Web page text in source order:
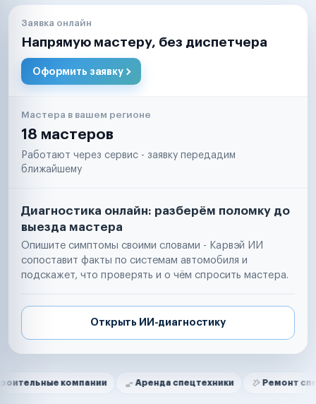
Заявка онлайн
Напрямую мастеру, без диспетчера
Оформить заявку
Мастера в вашем регионе
18 мастеров
Работают через сервис - заявку передадим
ближайшему
Диагностика онлайн: разберём поломку до
выезда мастера
Опишите симптомы своими словами - Карвэй ИИ
сопоставит факты по системам автомобиля и
подскажет, что проверять и о чём спросить мастера.
Открыть ИИ-диагностику
Нам доверяют
компании Аренда спецтехники Ремонт спецтехники
Маркетплейсы